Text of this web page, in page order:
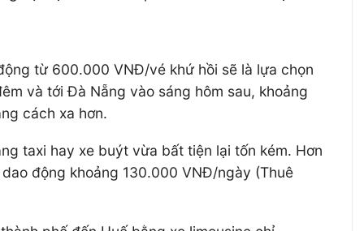
từ 600.000 VNĐ/vé khứ hồi sẽ là lựa chọn
và tới Đà Nẵng vào sáng hôm sau, khoảng
cách xa hơn.
taxi hay xe buýt vừa bất tiện lại tốn kém. Hơn
động khoảng 130.000 VNĐ/ngày (Thuê